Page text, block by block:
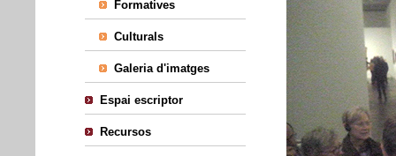
Formatives
Culturals
Galeria d'imatges
Espai escriptor
Recursos